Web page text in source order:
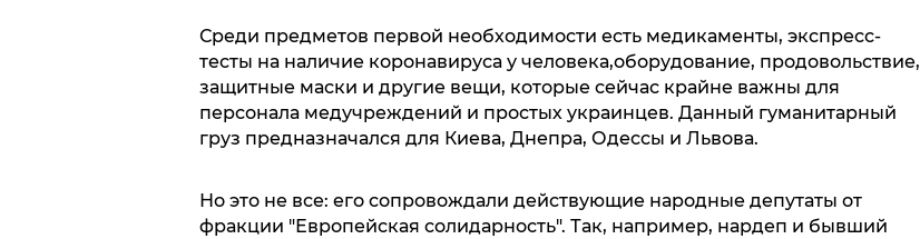
Среди предметов первой необходимости есть медикаменты, экспресс-
тесты на наличие коронавируса у человека,оборудование, продовольствие,
защитные маски и другие вещи, которые сейчас крайне важны для
персонала медучреждений и простых украинцев. Данный гуманитарный
груз предназначался для Киева, Днепра, Одессы и Львова.
Но это не все: его сопровождали действующие народные депутаты от
фракции "Европейская солидарность". Так, например, нардеп и бывший